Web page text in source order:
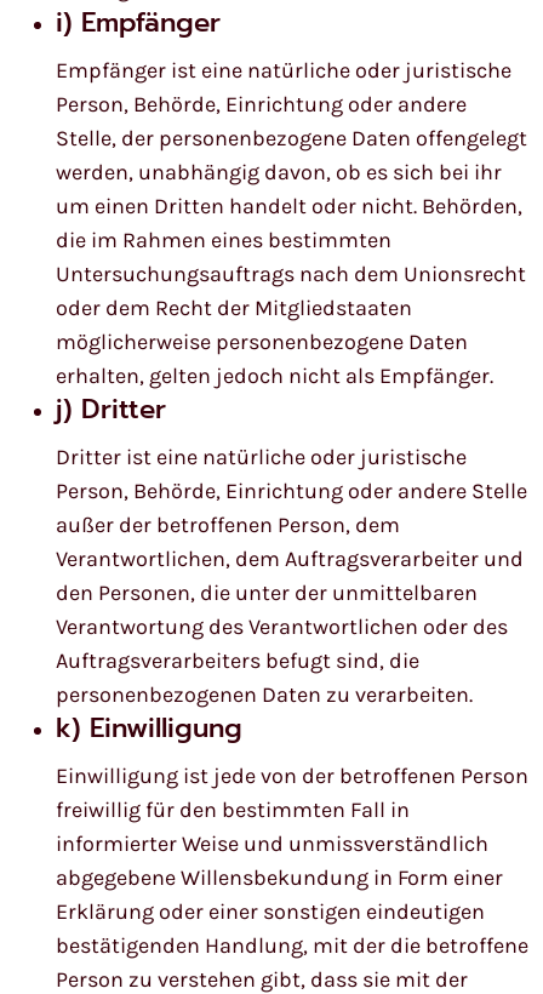
i) Empfänger
Empfänger ist eine natürliche oder juristische
Person, Behörde, Einrichtung oder andere
Stelle, der personenbezogene Daten offengelegt
werden, unabhängig davon, ob es sich bei ihr
um einen Dritten handelt oder nicht. Behörden,
die im Rahmen eines bestimmten
Untersuchungsauftrags nach dem Unionsrecht
oder dem Recht der Mitgliedstaaten
möglicherweise personenbezogene Daten
erhalten, gelten jedoch nicht als Empfänger.
j) Dritter
Dritter ist eine natürliche oder juristische
Person, Behörde, Einrichtung oder andere Stelle
außer der betroffenen Person, dem
Verantwortlichen, dem Auftragsverarbeiter und
den Personen, die unter der unmittelbaren
Verantwortung des Verantwortlichen oder des
Auftragsverarbeiters befugt sind, die
personenbezogenen Daten zu verarbeiten.
k) Einwilligung
Einwilligung ist jede von der betroffenen Person
freiwillig für den bestimmten Fall in
informierter Weise und unmissverständlich
abgegebene Willensbekundung in Form einer
Erklärung oder einer sonstigen eindeutigen
bestätigenden Handlung, mit der die betroffene
Person zu verstehen gibt, dass sie mit der